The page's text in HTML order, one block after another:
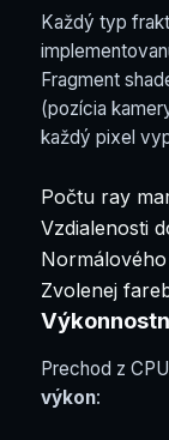
Každý typ
Fragment
(pozícia
každý pixel
Počtu ray
Vzdialenosti
Zvolenej
Prechod z
výkon: